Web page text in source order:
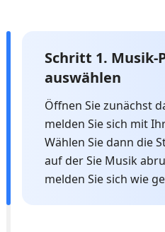
Schritt 1.
auswählen
Öffnen Sie zunächst
melden Sie sich mit
Wählen Sie dann die
auf der Sie Musik
melden Sie sich wie